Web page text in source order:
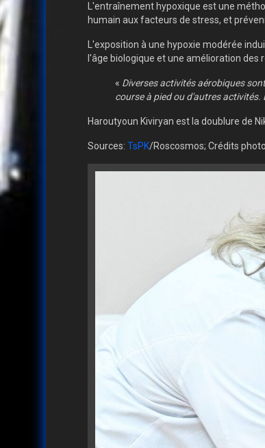
L'entraînement hypoxique est une
humain aux facteurs de stress, et
L'exposition à une hypoxie modérée
l'âge biologique et une amélioration
« Diverses activités aérobiques
course à pied ou d'autres
Haroutyoun Kiviryan est la doublure de
Sources: TsPK/Roscosmos; Crédits